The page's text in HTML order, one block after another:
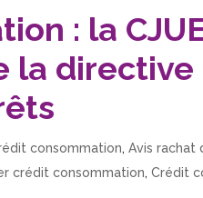
: la
la
consommation,Avis rachat
crédit consommation,Crédit